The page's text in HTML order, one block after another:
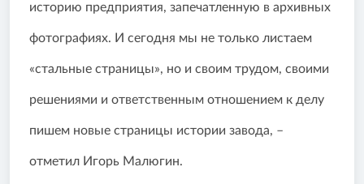
историю предприятия, запечатленную в архивных
фотографиях. И сегодня мы не только листаем
«стальные страницы», но и своим трудом, своими
решениями и ответственным отношением к делу
пишем новые страницы истории завода, –
отметил Игорь Малюгин.